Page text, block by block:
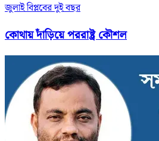
জুলাই বিপ্লবের দুই বছর
কোথায় দাঁড়িয়ে পররাষ্ট্র কৌশল